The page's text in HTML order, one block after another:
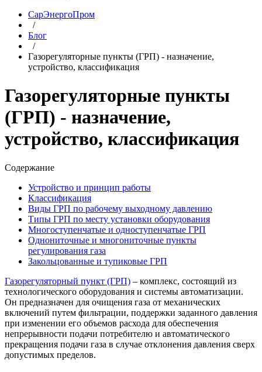
СарЭнергоПром
/
Блог
/
Газорегуляторные пункты (ГРП) - назначение,
устройство, классификация
Газорегуляторные пункты
(ГРП) - назначение,
устройство, классификация
Содержание
Устройство и принцип работы
Классификация
Виды ГРП по рабочему выходному давлению
Типы ГРП по месту установки оборудования
Многоступенчатые и одноступенчатые ГРП
Однониточные и многониточные пункты
регулирования газа
Закольцованные и тупиковые ГРП
Газорегуляторный пункт (ГРП) – комплекс, состоящий из
технологического оборудования и системы автоматизации.
Он предназначен для очищения газа от механических
включений путем фильтрации, поддержки заданного давления
при изменении его объемов расхода для обеспечения
непрерывности подачи потребителю и автоматического
прекращения подачи газа в случае отклонения давления сверх
допустимых пределов.